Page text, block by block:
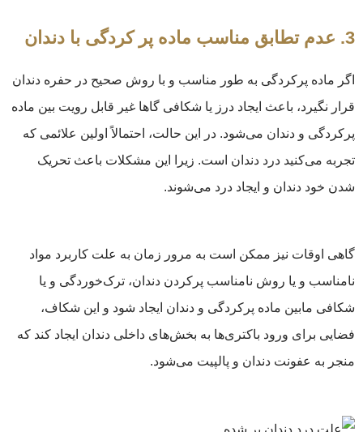
3. عدم تطابق مناسب ماده پر کردگی با دندان
اگر ماده پرکردگی به طور مناسب و با روش صحیح در حفره دندان
قرار نگیرد، باعث ایجاد درز یا شکافی گاها غیر قابل رویت بین ماده
پرکردگی و دندان می‌شود. در این حالت، احتمالاً اولین علائمی که
تجربه می‌کنید درد دندان است. زیرا این مشکلات باعث تحریک
شدن خود دندان و ایجاد درد می‌شوند.
گاهی اوقات نیز ممکن است به مرور زمان به علت کاربرد مواد
نامناسب و یا روش نامناسب پرکردن دندان، ترک‌خوردگی و یا
شکافی مابین ماده پرکردگی و دندان ایجاد شود و این شکاف،
فضایی برای ورود باکتری‌ها به بخش‌های داخلی دندان ایجاد کند که
منجر به عفونت دندان و پالپیت می‌شود.